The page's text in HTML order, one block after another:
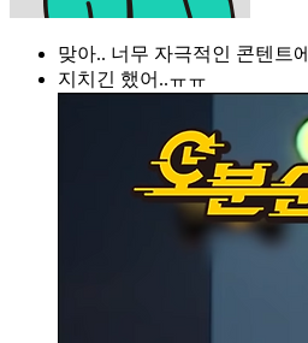
맞아.. 너무 자극적인 콘텐트에
지치긴 했어..ㅠㅠ